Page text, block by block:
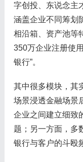
字创投、东说念主
涵盖企业不同筹划
相沿箱、资产池等
350万企业注册使
银行”。
其中很多模块，其
场景浸透金融场景
企业之间建立细致
题；另一方面，多
银行与客户的斗殴